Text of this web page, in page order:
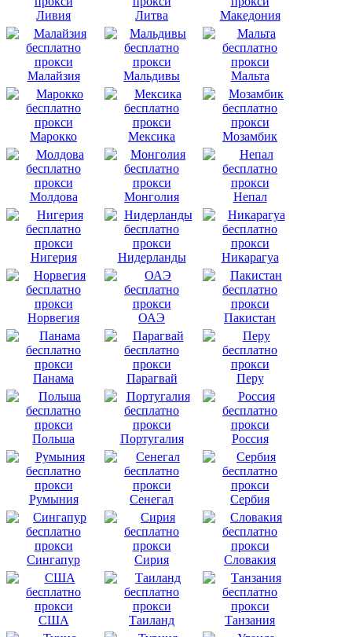
Ливия Литва Македония
Малайзия Мальдивы Мальта
Марокко Мексика Мозамбик
Молдова Монголия Непал
Нигерия Нидерланды Никарагуа
Норвегия ОАЭ Пакистан
Панама Парагвай Перу
Польша Португалия Россия
Румыния Сенегал Сербия
Сингапур Сирия Словакия
США Таиланд Танзания